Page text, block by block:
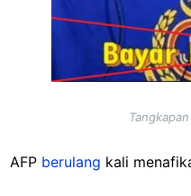
AFP berulang kali